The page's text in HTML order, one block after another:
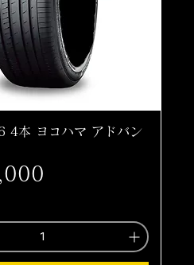
4本 ヨコハマ アドバン